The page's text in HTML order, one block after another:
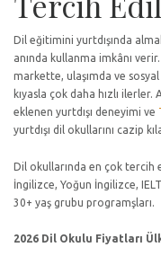
Dil eğitimini yurtdışında
anında kullanma imkânı
markette, ulaşımda ve
kıyasla çok daha hızlı
eklenen yurtdışı deneyimi ve
yurtdışı dil okullarını cazip
Dil okullarında en çok tercih
İngilizce, Yoğun İngilizce,
30+ yaş grubu programşları.
2026 Dil Okulu Fiyatları